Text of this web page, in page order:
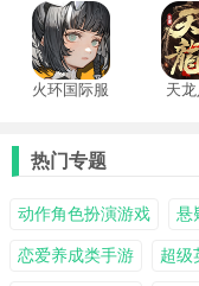
机版
火环国际服
天
热门专题
动作角色扮演游戏 悬
恋爱养成类手游 超级